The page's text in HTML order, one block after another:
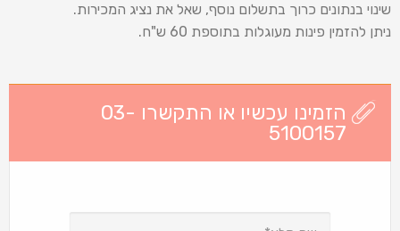
שינוי בנתונים כרוך בתשלום נוסף, שאל את נציג המכירות.
ניתן להזמין פינות מעוגלות בתוספת 60 ש"ח.
הזמינו עכשיו או התקשרו 03-
5100157